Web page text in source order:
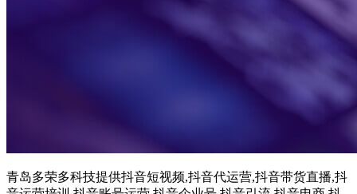
青岛多荣多科技提供抖音短视频,抖音代运营,抖音带货直播,抖